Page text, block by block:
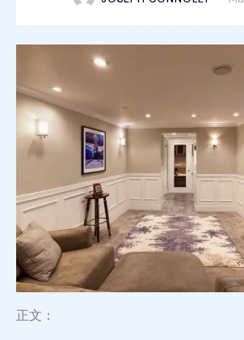
正文：